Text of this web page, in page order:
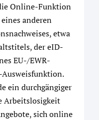
Online-Funktion
anderen
etwa
der eID-
EU-/EWR-
ein durchgängiger
Arbeitslosigkeit
sich online